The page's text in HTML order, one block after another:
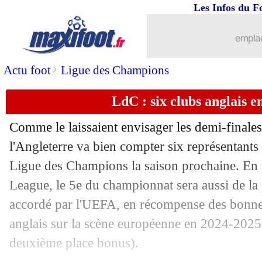
Actu foot> Ligue des Champions
Les Infos du
LdC : six clubs anglais
Comme le laissaient envisager les demi-
l'Angleterre va bien compter six représentants
Ligue des Champions la saison prochaine.
League, le 5e du championnat sera aussi de
accordé par l'UEFA, en récompense des
anglais sur la scène européenne en 2024-
deuxième place bonus).
: Hakimi, les compliments de
09/05 OM: UNFP, De Zerbi agacé pour ses
Lyon: Tagliafico n'a pas encore fait
09/05 Liverpool: Alexander-Arnold, Slot
09/05 OM: Brassier raconte le style De
09/05 Leverkusen : Xabi Alonso annonce
09/05 Bayern: Gnabry en doublure de Kane
09/05 PSG: le repos ? Dembélé a dit non !